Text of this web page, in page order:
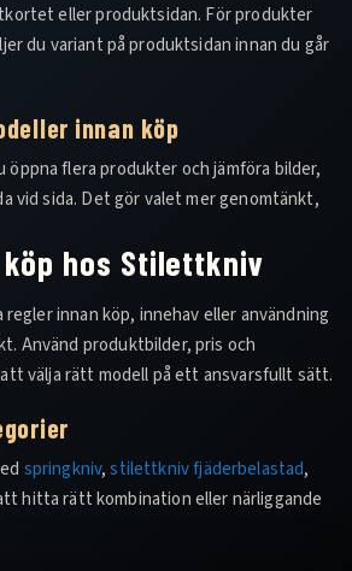
eller produktsidan. För produkter
du variant på produktsidan innan du går
innan köp
öppna flera produkter och jämföra bilder,
vid sida. Det gör valet mer genomtänkt,
hos Stilettkniv
innan köp, innehav eller användning
Använd produktbilder, pris och
välja rätt modell på ett ansvarsfullt sätt.
springkniv,stilettkniv fjäderbelastad,
hitta rätt kombination eller närliggande